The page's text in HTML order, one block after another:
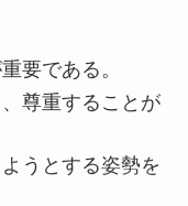
要である。
尊重することが
うとする姿勢を